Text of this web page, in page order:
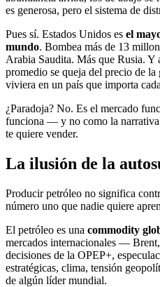
es generosa, pero el sistema de
Pues sí. Estados Unidos es el
mundo. Bombea más de 13
Arabia Saudita. Más que Rusia. Y
promedio se queja del precio de
viviera en un país que importa
¿Paradoja? No. Es el mercado
funciona — y no como la
te quiere vender.
La ilusión de la
Producir petróleo no significa
número uno que nadie quiere
El petróleo es una commodity
mercados internacionales —
decisiones de la OPEP+,
estratégicas, clima, tensión
de algún líder mundial.